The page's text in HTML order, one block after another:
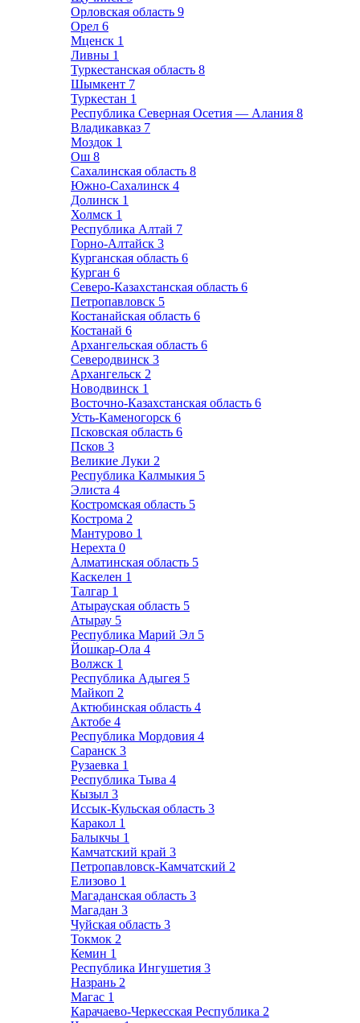
Орловская область 9
Орел 6
Мценск 1
Ливны 1
Туркестанская область 8
Шымкент 7
Туркестан 1
Республика Северная Осетия — Алания 8
Владикавказ 7
Моздок 1
Ош 8
Сахалинская область 8
Южно-Сахалинск 4
Долинск 1
Холмск 1
Республика Алтай 7
Горно-Алтайск 3
Курганская область 6
Курган 6
Северо-Казахстанская область 6
Петропавловск 5
Костанайская область 6
Костанай 6
Архангельская область 6
Северодвинск 3
Архангельск 2
Новодвинск 1
Восточно-Казахстанская область 6
Усть-Каменогорск 6
Псковская область 6
Псков 3
Великие Луки 2
Республика Калмыкия 5
Элиста 4
Костромская область 5
Кострома 2
Мантурово 1
Нерехта 0
Алматинская область 5
Каскелен 1
Талгар 1
Атырауская область 5
Атырау 5
Республика Марий Эл 5
Йошкар-Ола 4
Волжск 1
Республика Адыгея 5
Майкоп 2
Актюбинская область 4
Актобе 4
Республика Мордовия 4
Саранск 3
Рузаевка 1
Республика Тыва 4
Кызыл 3
Иссык-Кульская область 3
Каракол 1
Балыкчы 1
Камчатский край 3
Петропавловск-Камчатский 2
Елизово 1
Магаданская область 3
Магадан 3
Чуйская область 3
Токмок 2
Кемин 1
Республика Ингушетия 3
Назрань 2
Магас 1
Карачаево-Черкесская Республика 2